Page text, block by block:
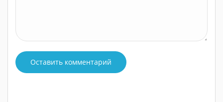
Оставить комментарий